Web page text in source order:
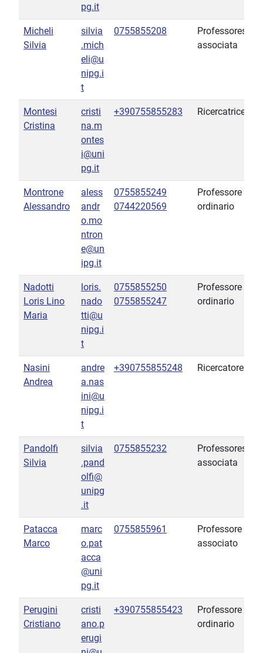
pg.it
Micheli
Silvia
silvia
.mich
eli@u
nipg.i
t
0755855208
Professoressa
associata
Montesi
Cristina
cristi
na.m
ontes
i@uni
pg.it
+390755855283 Ricercatrice
Montrone
Alessandro
aless
andr
o.mo
ntron
e@un
ipg.it
0755855249
0744220569
Professore
ordinario
Nadotti
Loris Lino
Maria
loris.
nado
tti@u
nipg.i
t
0755855250
0755855247
Professore
ordinario
Nasini
Andrea
andre
a.nas
ini@u
nipg.i
t
+390755855248 Ricercatore
Pandolfi
Silvia
silvia
.pand
olfi@
unipg
.it
0755855232
Professoressa
associata
Patacca
Marco
marc
o.pat
acca
@uni
pg.it
0755855961
Professore
associato
Perugini
Cristiano
cristi
ano.p
erugi
+390755855423
Professore
ordinario